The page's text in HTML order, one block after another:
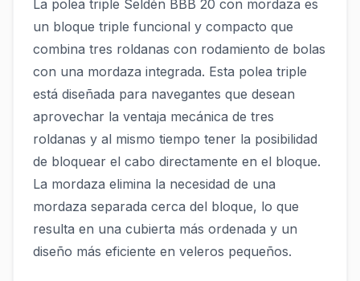
La polea triple Seldén BBB 20 con mordaza es
un bloque triple funcional y compacto que
combina tres roldanas con rodamiento de bolas
con una mordaza integrada. Esta polea triple
está diseñada para navegantes que desean
aprovechar la ventaja mecánica de tres
roldanas y al mismo tiempo tener la posibilidad
de bloquear el cabo directamente en el bloque.
La mordaza elimina la necesidad de una
mordaza separada cerca del bloque, lo que
resulta en una cubierta más ordenada y un
diseño más eficiente en veleros pequeños.